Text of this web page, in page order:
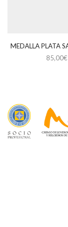
MEDALLA PLATA
85,00€